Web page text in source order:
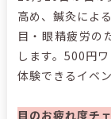
高め、鍼灸によ
目・眼精疲労の
します。500円
体験できるイベ
目のお疲れ度チ